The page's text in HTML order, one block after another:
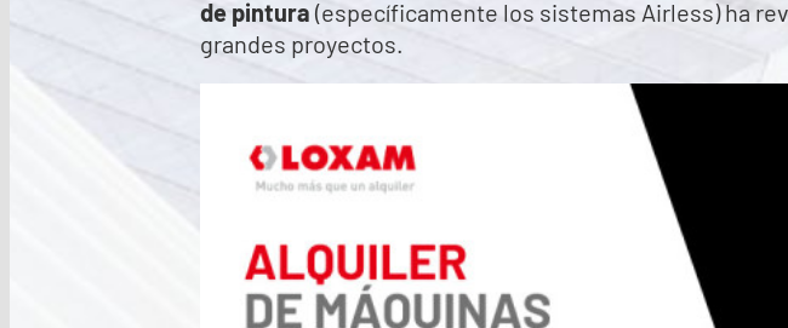
de pintura (específicamente los sistemas Airless) ha
grandes proyectos.